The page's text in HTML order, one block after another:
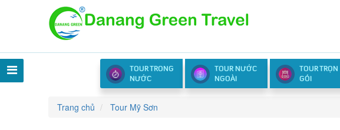
TOUR TRONG
NƯỚC
TOUR NƯỚC
NGOÀI
TOUR TRỌN
GÓI
Trang chủ Tour Mỹ Sơn